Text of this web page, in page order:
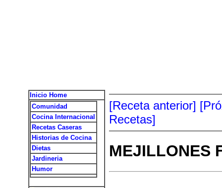
Inicio Home
Comunidad
Cocina Internacional
Recetas Caseras
Historias de Cocina
Dietas
Jardineria
Humor
[Receta anterior]
Recetas]
MEJILLONES